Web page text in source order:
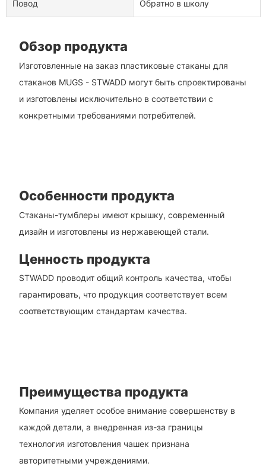
Повод Обратно в школу
Обзор продукта
Изготовленные на заказ пластиковые стаканы для
стаканов MUGS - STWADD могут быть спроектированы
и изготовлены исключительно в соответствии с
конкретными требованиями потребителей.
Особенности продукта
Стаканы-тумблеры имеют крышку, современный
дизайн и изготовлены из нержавеющей стали.
Ценность продукта
STWADD проводит общий контроль качества, чтобы
гарантировать, что продукция соответствует всем
соответствующим стандартам качества.
Преимущества продукта
Компания уделяет особое внимание совершенству в
каждой детали, а внедренная из-за границы
технология изготовления чашек признана
авторитетными учреждениями.